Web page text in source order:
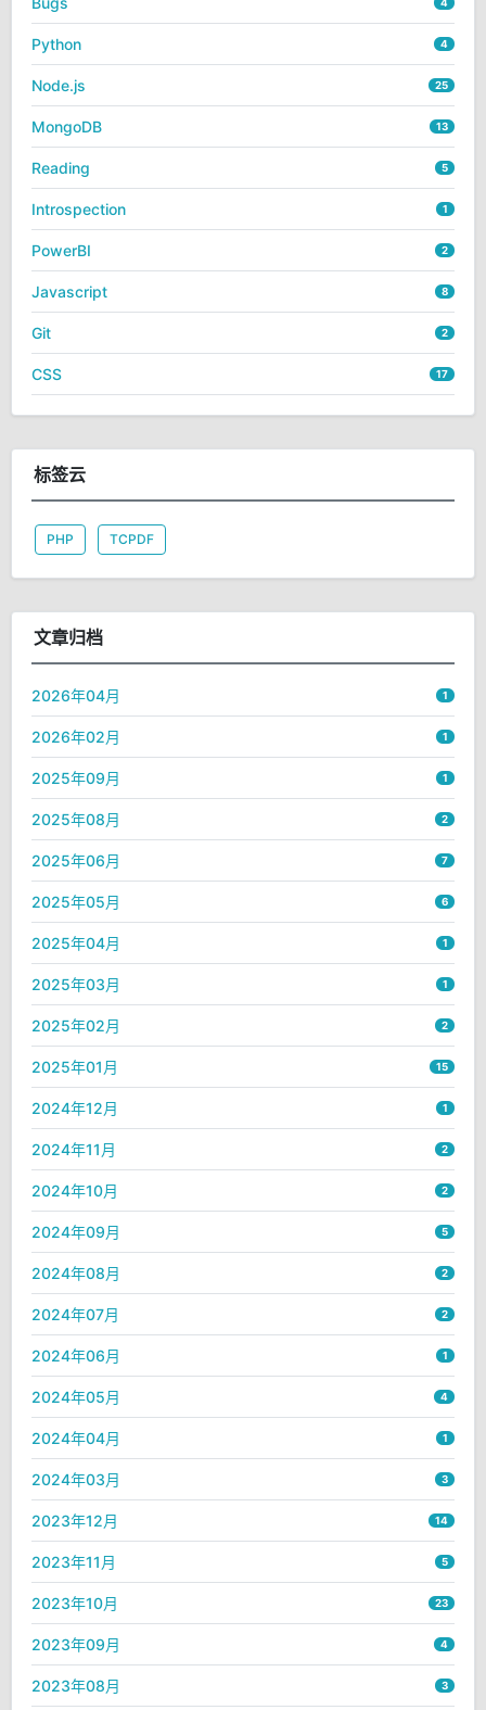
4
Python 4
Node.js 25
MongoDB 13
Reading 5
Introspection 1
PowerBI 2
Javascript 8
Git 2
CSS 17
标签云
PHP TCPDF
文章归档
2026年04月 1
2026年02月 1
2025年09月 1
2025年08月 2
2025年06月 7
2025年05月 6
2025年04月 1
2025年03月 1
2025年02月 2
2025年01月 15
2024年12月 1
2024年11月 2
2024年10月 2
2024年09月 5
2024年08月 2
2024年07月 2
2024年06月 1
2024年05月 4
2024年04月 1
2024年03月 3
2023年12月 14
2023年11月 5
2023年10月 23
2023年09月 4
2023年08月 3